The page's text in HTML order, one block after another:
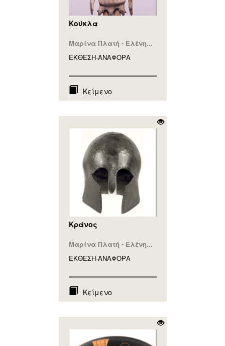
Κούκλα
Μαρίνα Πλατή - Ελένη...
ΕΚΘΕΣΗ-ΑΝΑΦΟΡA
Κείμενο
Κράνος
Μαρίνα Πλατή - Ελένη...
ΕΚΘΕΣΗ-ΑΝΑΦΟΡA
Κείμενο